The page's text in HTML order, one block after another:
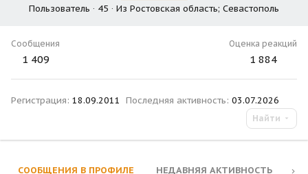
Пользователь · 45 · Из Ростовская область; Севастополь
Сообщения
1 409
Оценка реакций
1 884
Регистрация 18.09.2011 Последняя активность 03.07.2026
Найти
СООБЩЕНИЯ В ПРОФИЛЕ НЕДАВНЯЯ АКТИВНОСТЬ